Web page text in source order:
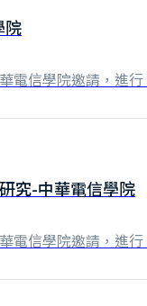
院
電信學院邀請，進
究-中華電信學院
電信學院邀請，進